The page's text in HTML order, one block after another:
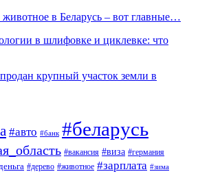
в Беларусь – вот главные…
в шлифовке и циклевке: что
крупный участок земли в
#авто #банк #беларусь
#вакансия #виза #германия
#дерево #животное #зарплата #зима